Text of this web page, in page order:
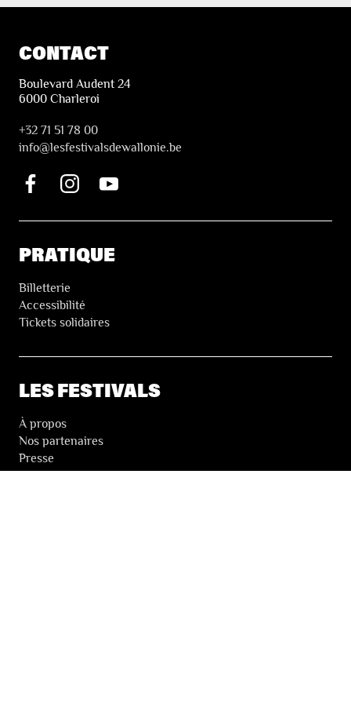
CONTACT
Boulevard Audent 24
6000 Charleroi
+32 71 51 78 00
info@lesfestivalsdewallonie.be
PRATIQUE
Billetterie
Accessibilité
Tickets solidaires
LES FESTIVALS
À propos
Nos partenaires
Presse
Nos archives